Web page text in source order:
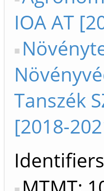
IOA AT
Tanszék
[2018-
Identifiers